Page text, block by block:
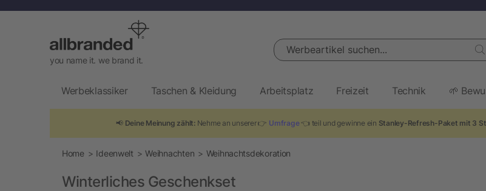
you name it. we brand it.
Werbeartikel suchen...
Werbeklassiker Taschen & Kleidung Arbeitsplatz Freizeit Technik 🌱
📢 Deine Meinung zählt: Nehme an unserer 👉 Umfrage👈 teil und gewinne ein Stanley-Refresh-Paket mit 3
Home Ideenwelt Weihnachten Weihnachtsdekoration
Winterliches Geschenkset